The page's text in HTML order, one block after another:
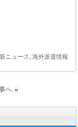
ニュース, 海外派遣情報
へ »